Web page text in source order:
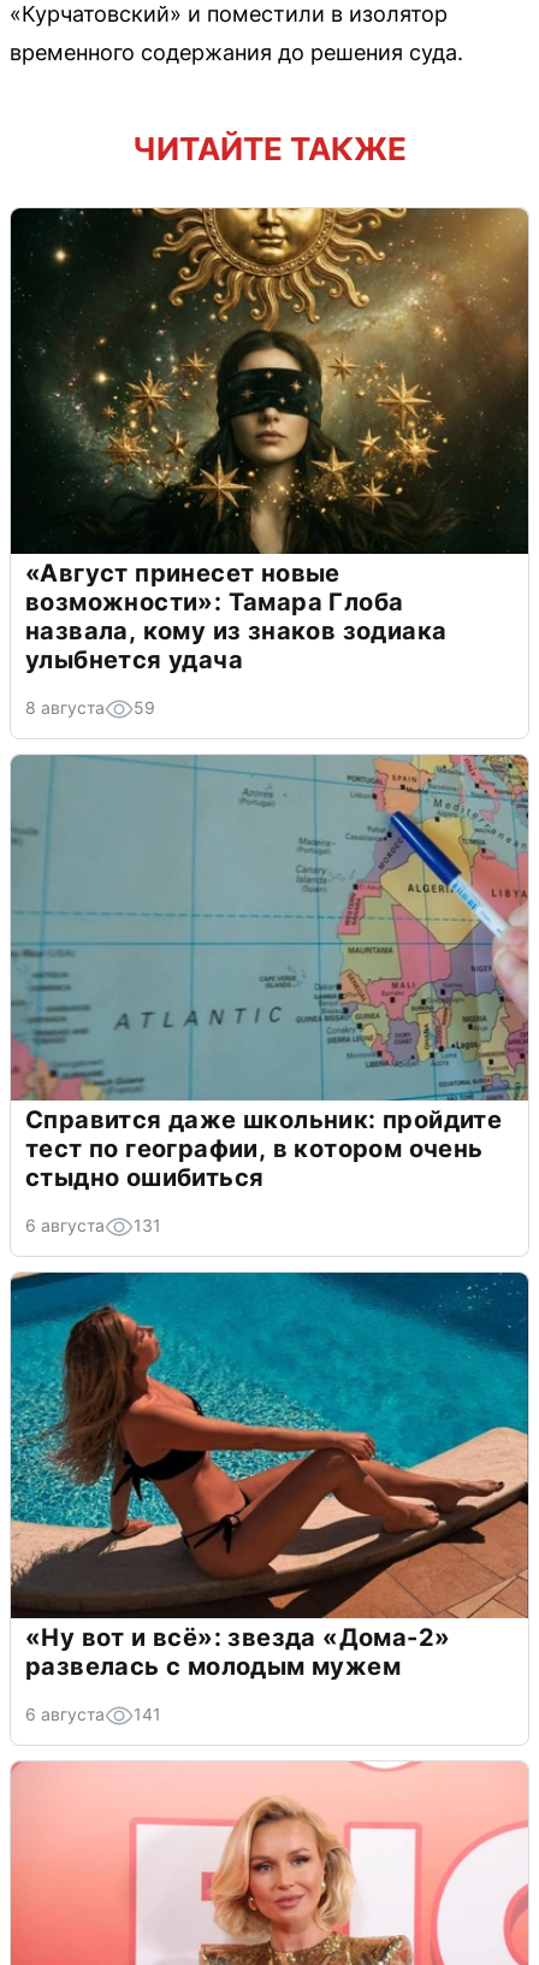
«Курчатовский» и поместили в изолятор
временного содержания до решения суда.
ЧИТАЙТЕ ТАКЖЕ
«Август принесет новые
возможности»: Тамара Глоба
назвала, кому из знаков зодиака
улыбнется удача
8 августа 59
Справится даже школьник: пройдите
тест по географии, в котором очень
стыдно ошибиться
6 августа 131
«Ну вот и всё»: звезда «Дома-2»
развелась с молодым мужем
6 августа 141